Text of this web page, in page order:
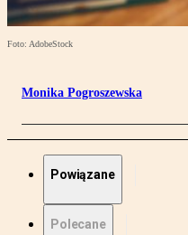
Foto: AdobeStock
Monika Pogroszewska
Powiązane
Polecane